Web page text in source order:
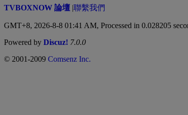
TVBOXNOW 論壇 |聯繫我們
GMT+8, 2026-8-8 01:41 AM, Processed in 0.028205
Powered by Discuz! 7.0.0
© 2001-2009 Comsenz Inc.